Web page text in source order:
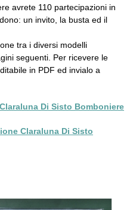
avrete 110 partecipazioni in
un invito, la busta ed il
tra i diversi modelli
seguenti. Per ricevere le
in PDF ed invialo a
Di Sisto Bomboniere
Claraluna Di Sisto